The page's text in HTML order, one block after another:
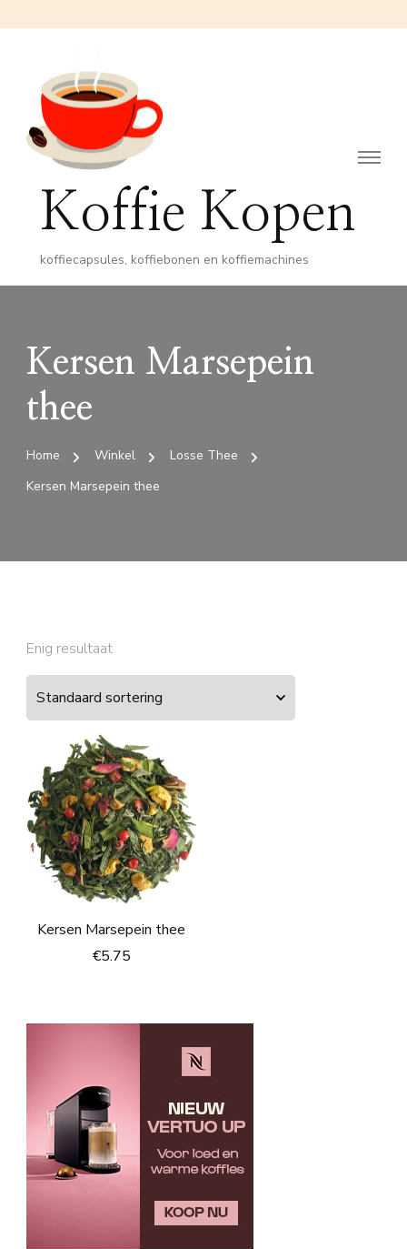
Koffie Kopen
koffiecapsules, koffiebonen en koffiemachines
Kersen Marsepein
thee
Home Winkel
Losse Thee
Kersen Marsepein thee
Enig resultaat
Kersen Marsepein thee
€5.75